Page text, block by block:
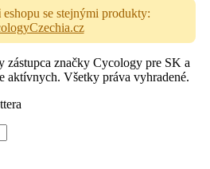
eshopu se stejnými produkty:
značky Cycology pre SK a
aktívnych. Všetky práva vyhradené.